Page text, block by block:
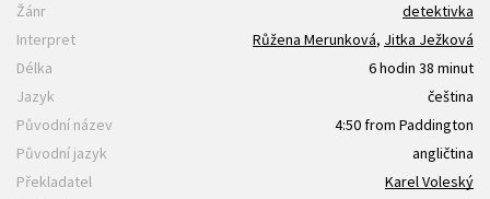
Žánr
detektivka
Interpret
Růžena Merunková, Jitka Ježková
Délka
6 hodin 38 minut
Jazyk
čeština
Původní název
4:50 from Paddington
Původní jazyk
angličtina
Překladatel
Karel Voleský